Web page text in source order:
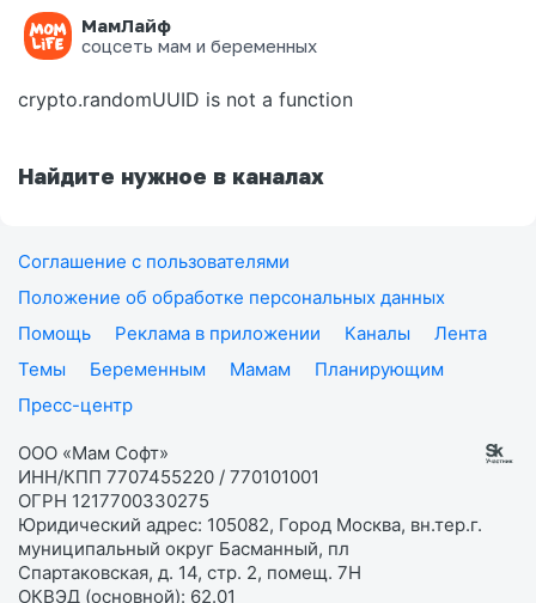
МамЛайф
соцсеть мам и беременных
Ошибка на странице
crypto.randomUUID is not a function
Найдите нужное в каналах
Соглашение с пользователями
Положение об обработке персональных данных
Помощь
Реклама в приложении Каналы
Лента
Темы
Беременным Мамам
Планирующим
Пресс-центр
ООО «Мам Софт»
ИНН/КПП 7707455220 / 770101001
ОГРН 1217700330275
Юридический адрес: 105082, Город Москва, вн.тер.г.
муниципальный округ Басманный, пл
Спартаковская, д. 14, стр. 2, помещ. 7Н
ОКВЭД (основной): 62.01